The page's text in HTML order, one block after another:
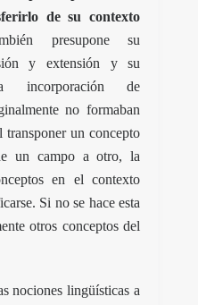
de su contexto
presupone su
y extensión y su
incorporación de
no formaban
transponer un concepto
un campo a otro, la
en el contexto
Si no se hace esta
otros conceptos del
nociones lingüísticas a